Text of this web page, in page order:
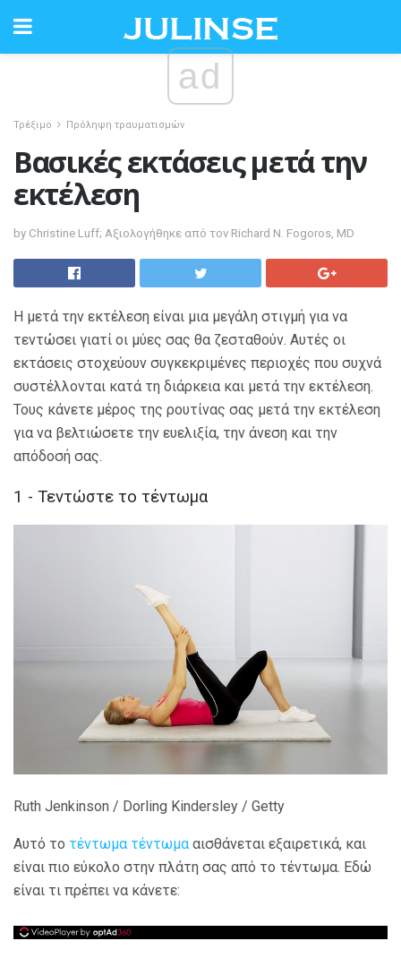
ad
Τρέξιμο Πρόληψη τραυματισμών
Βασικές εκτάσεις μετά την
εκτέλεση
by Christine Luff; Αξιολογήθηκε από τον Richard N. Fogoros, MD
Η μετά την εκτέλεση είναι μια μεγάλη στιγμή για να
τεντώσει γιατί οι μύες σας θα ζεσταθούν. Αυτές οι
εκτάσεις στοχεύουν συγκεκριμένες περιοχές που συχνά
συστέλλονται κατά τη διάρκεια και μετά την εκτέλεση.
Τους κάνετε μέρος της ρουτίνας σας μετά την εκτέλεση
για να βελτιώσετε την ευελιξία, την άνεση και την
απόδοσή σας.
1 - Τεντώστε το τέντωμα
Ruth Jenkinson / Dorling Kindersley / Getty
Αυτό το τέντωμα τέντωμα αισθάνεται εξαιρετικά, και
είναι πιο εύκολο στην πλάτη σας από το τέντωμα. Εδώ
είναι τι πρέπει να κάνετε: